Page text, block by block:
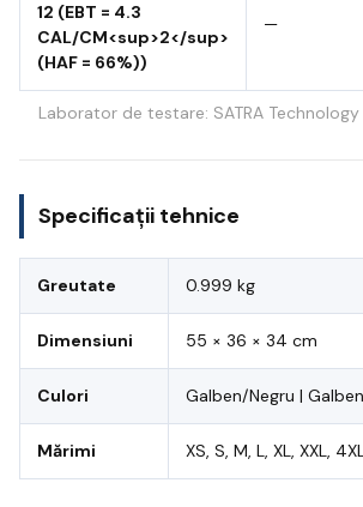
12 (EBT = 4.3
CAL/CM<sup>2</sup>
(HAF = 66%))
—
Laborator de testare: SATRA
Specificații tehnice
Greutate 0.999 kg
Dimensiuni 55 × 36 × 34 cm
Culori Galben/Negru |
Mărimi XS, S, M, L, XL, XXL,